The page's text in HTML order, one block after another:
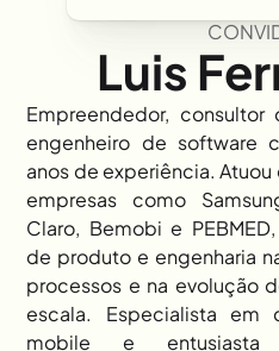
Luis
Empreendedor,
engenheiro de software
anos de experiência.
empresas como
Claro, Bemobi e
de produto e engenharia
processos e na evolução
escala. Especialista em
mobile e